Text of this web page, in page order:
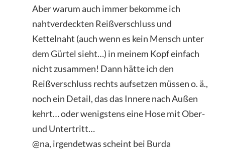
Aber warum auch immer bekomme ich
nahtverdeckten Reißverschluss und
Kettelnaht (auch wenn es kein Mensch unter
dem Gürtel sieht…) in meinem Kopf einfach
nicht zusammen! Dann hätte ich den
Reißverschluss rechts aufsetzen müssen o. ä.,
noch ein Detail, das das Innere nach Außen
kehrt… oder wenigstens eine Hose mit Ober-
und Untertritt…
@na, irgendetwas scheint bei Burda